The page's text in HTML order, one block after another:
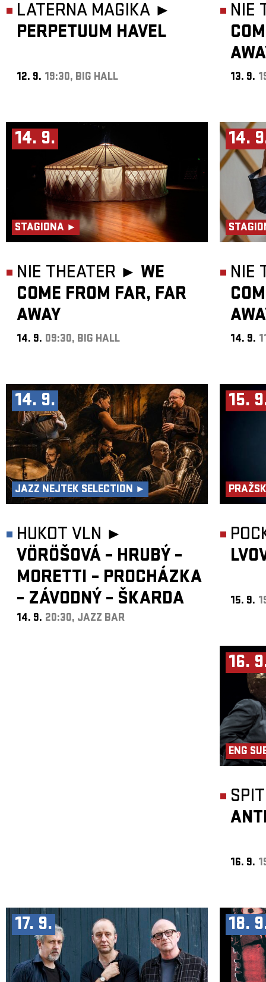
LATERNA MAGIKA ►
PERPETUUM HAVEL
12. 9. 19:30, BIG HALL
NIE
13. 9.
14. 9.
STAGIONA ►
NIE THEATER ► WE
COME FROM FAR, FAR
AWAY
14. 9. 09:30, BIG HALL
14.
NIE
14. 9.
14. 9.
JAZZ NEJTEK SELECTION ►
HUKOT VLN ►
VÖRÖŠOVÁ – HRUBÝ –
MORETTI – PROCHÁZKA
– ZÁVODNÝ – ŠKARDA
14. 9. 20:30, JAZZ BAR
15.
15. 9.
16.
ENG
16. 9.
17. 9. 18.